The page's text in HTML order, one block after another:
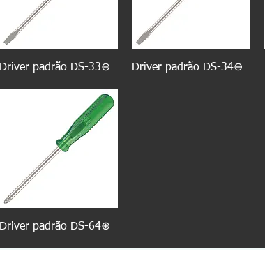
Driver padrão DS-33⊖ Driver padrão DS-34⊖
Driver padrão DS-64⊕